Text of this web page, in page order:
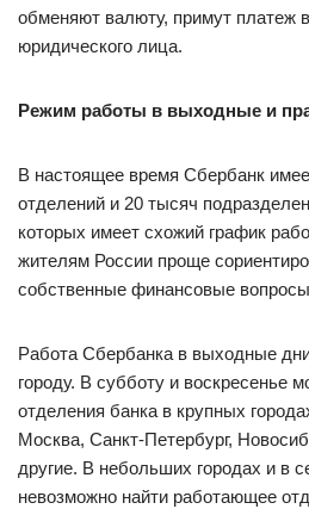
обменяют валюту, примут платеж
юридического лица.
Режим работы в выходные и
В настоящее время Сбербанк
отделений и 20 тысяч
которых имеет схожий график
жителям России проще
собственные финансовые
Работа Сбербанка в выходные
городу. В субботу и воскресенье
отделения банка в крупных
Москва, Санкт-Петербург,
другие. В небольших городах и в
невозможно найти работающее